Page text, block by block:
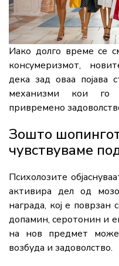
Иако долго времесе
консумеризмот,
дека зад оваа појава
механизми
кои го
привремено
Зошто
чувствуваме
Психолозите
активираделод
награда, које поврзан
допамин,серотонин и
на нов предмет
возбуда и задоволство.